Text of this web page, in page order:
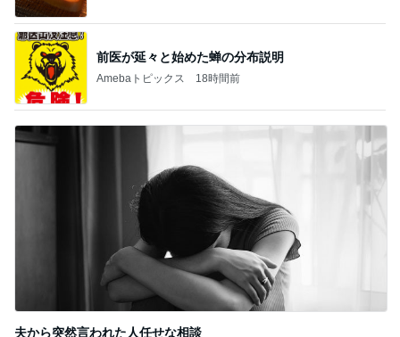
前医が延々と始めた蝉の分布説明
Amebaトピックス 18時間前
夫から突然言われた人任せな相談